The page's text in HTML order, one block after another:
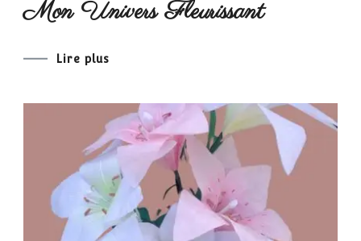
Mon Univers Fleurissant
Lire plus